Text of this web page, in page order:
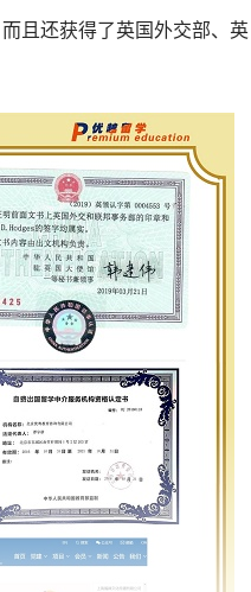
且还获得了英国外交部、英